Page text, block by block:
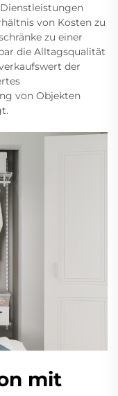
von Kosten zu
zu einer
die Alltagsqualität
der
von Objekten
mit